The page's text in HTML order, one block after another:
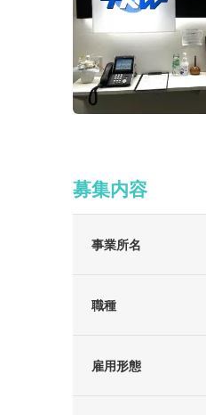
募集内容
事業所名
職種
雇用形態